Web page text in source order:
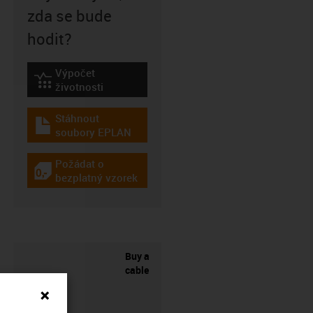
zda se bude
hodit?
igus-icon-lebensdauerrechner
Výpočet
životnosti
igus-icon-download-plan
Stáhnout
soubory EPLAN
igus-icon-gratismuster
Požádat o
bezplatný vzorek
Buy a
cable